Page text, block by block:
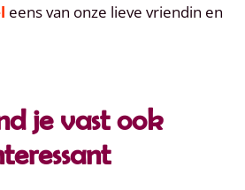
eens van onze lieve vriendin en
je vast ook